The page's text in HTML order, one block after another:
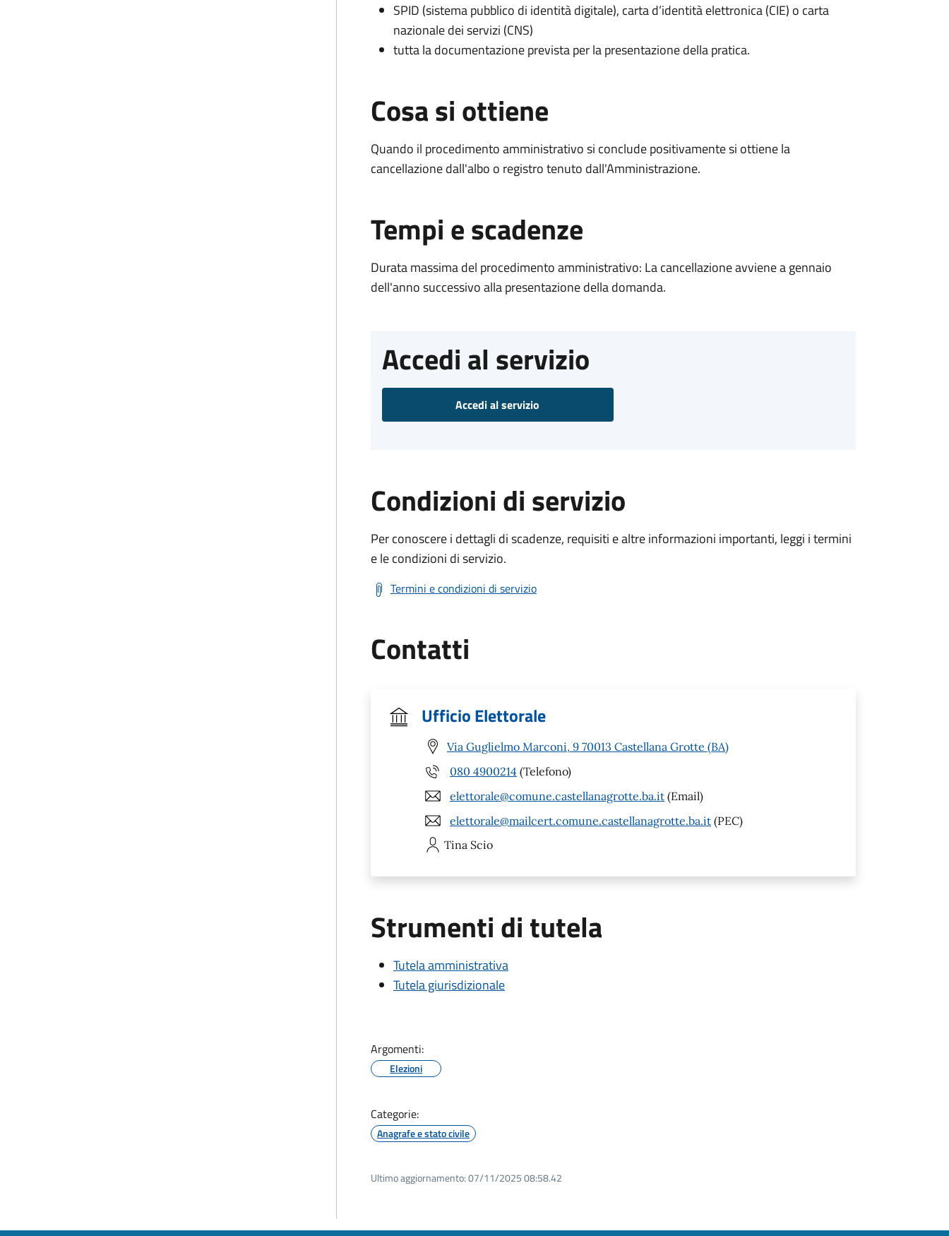
SPID (sistema pubblico di identità digitale), carta d’identità elettronica (CIE) o carta
nazionale dei servizi (CNS)
tutta la documentazione prevista per la presentazione della pratica.
Cosa si ottiene
Quando il procedimento amministrativo si conclude positivamente si ottiene la
cancellazione dall'albo o registro tenuto dall'Amministrazione.
Tempi e scadenze
Durata massima del procedimento amministrativo: La cancellazione avviene a gennaio
dell'anno successivo alla presentazione della domanda.
Accedi al servizio
Accedi al servizio
Condizioni di servizio
Per conoscere i dettagli di scadenze, requisiti e altre informazioni importanti, leggi i termini
e le condizioni di servizio.
Termini e condizioni di servizio
Contatti
Ufficio Elettorale
Via Guglielmo Marconi, 9 70013 Castellana Grotte (BA)
080 4900214 (Telefono)
elettorale@comune.castellanagrotte.ba.it (Email)
elettorale@mailcert.comune.castellanagrotte.ba.it (PEC)
Tina Scio
Strumenti di tutela
Tutela amministrativa
Tutela giurisdizionale
Argomenti:
Elezioni
Categorie:
Anagrafe e stato civile
Ultimo aggiornamento:07/11/2025 08:58.42